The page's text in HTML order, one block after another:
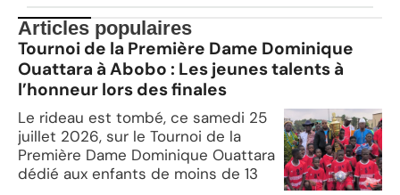
Articles populaires
Tournoi de la Première Dame Dominique
Ouattara à Abobo : Les jeunes talents à
l’honneur lors des finales
Le rideau est tombé, ce samedi 25
juillet 2026, sur le Tournoi de la
Première Dame Dominique Ouattara
dédié aux enfants de moins de 13